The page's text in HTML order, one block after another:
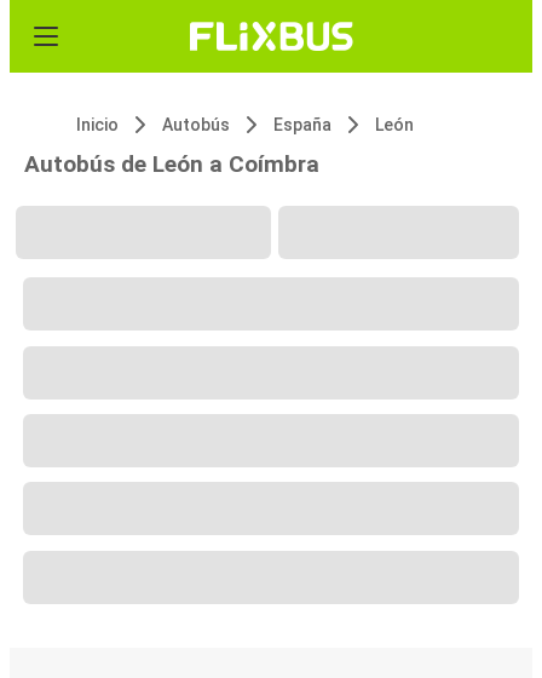
Inicio Autobús España León
Autobús de León a Coímbra